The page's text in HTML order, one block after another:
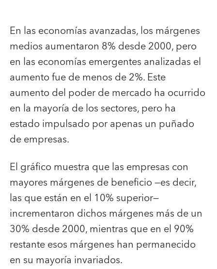
En las economías avanzadas, los márgenes
medios aumentaron 8% desde 2000, pero
en las economías emergentes analizadas el
aumento fue de menos de 2%. Este
aumento del poder de mercado ha ocurrido
en la mayoría de los sectores, pero ha
estado impulsado por apenas un puñado
de empresas.
El gráfico muestra que las empresas con
mayores márgenes de beneficio —es decir,
las que están en el 10% superior—
incrementaron dichos márgenes más de un
30% desde 2000, mientras que en el 90%
restante esos márgenes han permanecido
en su mayoría invariados.